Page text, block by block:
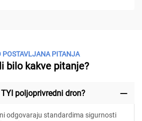
POSTAVLJANA PITANJA
bilo kakve pitanje?
poljoprivredni dron?
odgovaraju standardima sigurnosti